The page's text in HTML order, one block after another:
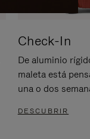
Check-In
De aluminio
maleta está
una o dos
DESCUBRIR